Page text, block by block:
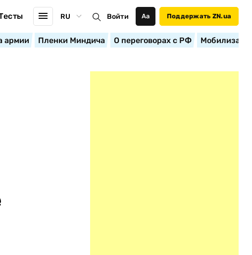
RU Войти Аа Поддержать ZN.ua
армии Пленки Миндича О переговорах с РФ